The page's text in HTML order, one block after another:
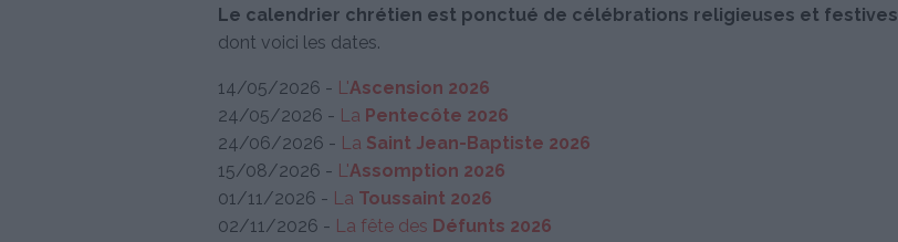
Le calendrier chrétien est ponctué de célébrations religieuses et festives
dont voici les dates.
14/05/2026 - L'Ascension 2026
24/05/2026 - La Pentecôte 2026
24/06/2026 - La Saint Jean-Baptiste 2026
15/08/2026 - L'Assomption 2026
01/11/2026 - La Toussaint 2026
02/11/2026 - La fête des Défunts 2026